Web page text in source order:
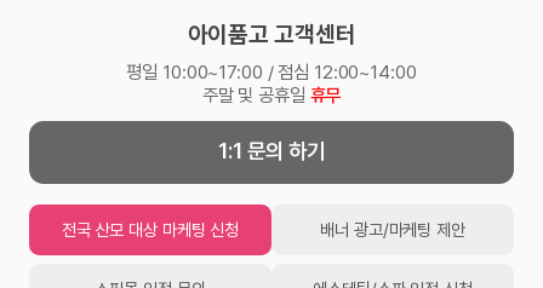
아이품고 고객센터
평일 10:00~17:00 / 점심 12:00~14:00
주말 및 공휴일 휴무
1:1 문의 하기
전국 산모 대상 마케팅 신청 배너 광고/마케팅 제안